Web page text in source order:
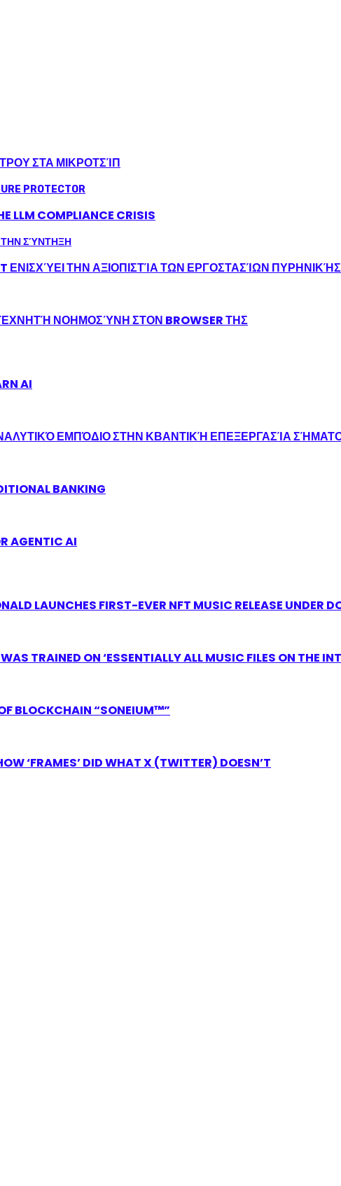
ΣΤΑ ΜΙΚΡΟΤΣΊΠ
LLM COMPLIANCE CRISIS
ΤΗΝ ΑΞΙΟΠΙΣΤΊΑ ΤΩΝ ΕΡΓΟΣΤΑΣΊΩΝ
ΝΟΗΜΟΣΎΝΗ ΣΤΟΝ BROWSER ΤΗΣ
AI
ΕΜΠΌΔΙΟ ΣΤΗΝ ΚΒΑΝΤΙΚΉ ΕΠΕΞΕΡΓΑΣΊΑ
BANKING
AGENTIC AI
LAUNCHES FIRST-EVER NFT MUSIC RELEASE UNDER
TRAINED ON ‘ESSENTIALLY ALL MUSIC FILES ON THE
BLOCKCHAIN “SONEIUM™”
‘FRAMES’ DID WHAT X (TWITTER) DOESN’T